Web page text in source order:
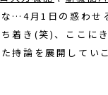
…4月1日の惑わせ
着き(笑)、ここに
持論を展開してい